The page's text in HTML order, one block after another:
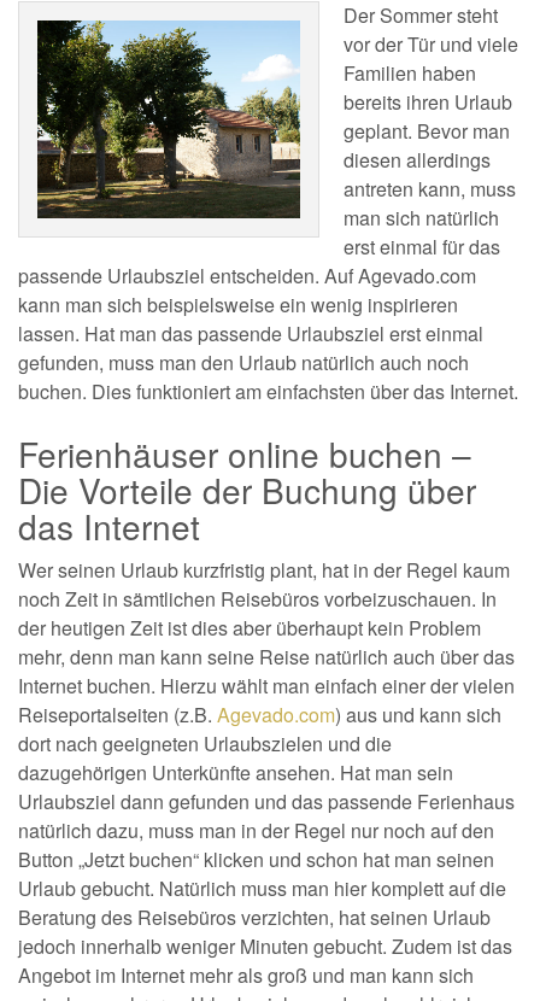
Der Sommer steht
vor der Tür und viele
Familien haben
bereits ihren Urlaub
geplant. Bevor man
diesen allerdings
antreten kann, muss
man sich natürlich
erst einmal für das
passende Urlaubsziel entscheiden. Auf Agevado.com
kann man sich beispielsweise ein wenig inspirieren
lassen. Hat man das passende Urlaubsziel erst einmal
gefunden, muss man den Urlaub natürlich auch noch
buchen. Dies funktioniert am einfachsten über das Internet.
Ferienhäuser online buchen –
Die Vorteile der Buchung über
das Internet
Wer seinen Urlaub kurzfristig plant, hat in der Regel kaum
noch Zeit in sämtlichen Reisebüros vorbeizuschauen. In
der heutigen Zeit ist dies aber überhaupt kein Problem
mehr, denn man kann seine Reise natürlich auch über das
Internet buchen. Hierzu wählt man einfach einer der vielen
Reiseportalseiten (z.B. Agevado.com) aus und kann sich
dort nach geeigneten Urlaubszielen und die
dazugehörigen Unterkünfte ansehen. Hat man sein
Urlaubsziel dann gefunden und das passende Ferienhaus
natürlich dazu, muss man in der Regel nur noch auf den
Button „Jetzt buchen“ klicken und schon hat man seinen
Urlaub gebucht. Natürlich muss man hier komplett auf die
Beratung des Reisebüros verzichten, hat seinen Urlaub
jedoch innerhalb weniger Minuten gebucht. Zudem ist das
Angebot im Internet mehr als groß und man kann sich